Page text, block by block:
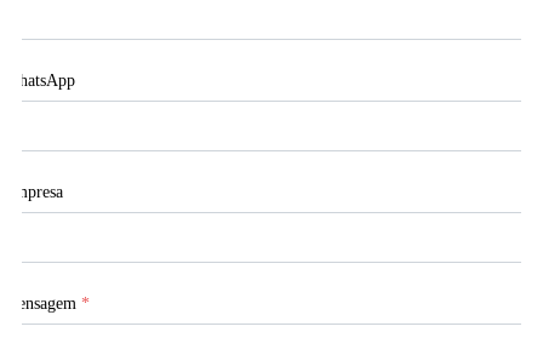
WhatsApp
Empresa
Mensagem *